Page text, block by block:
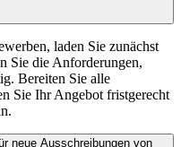
laden Sie zunächst
Sie die Anforderungen,
Bereiten Sie alle
Sie Ihr Angebot fristgerecht
neue Ausschreibungen von